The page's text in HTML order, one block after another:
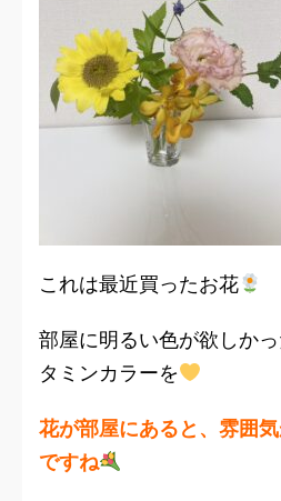
これは最近買ったお花
部屋に明るい色が欲しか
タミンカラーを
花が部屋にあると、雰囲
ですね